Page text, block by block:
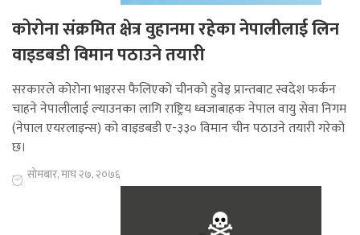
कोरोना संक्रमित क्षेत्र वुहानमा रहेका नेपालीलाई लिन
वाइडबडी विमान पठाउने तयारी
सरकारले कोरोना भाइरस फैलिएको चीनको हुवेइ प्रान्तबाट स्वदेश फर्कन
चाहने नेपालीलाई ल्याउनका लागि राष्ट्रिय ध्वजाबाहक नेपाल वायु सेवा निगम
(नेपाल एयरलाइन्स) को वाइडबडी ए-३३० विमान चीन पठाउने तयारी गरेको
छ।
सोमबार, माघ २७, २०७६